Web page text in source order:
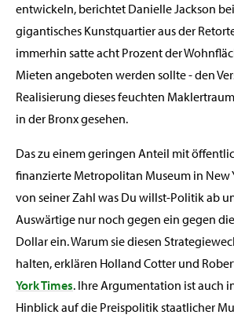
entwickeln, berichtet Danielle Jackson bei
gigantisches Kunstquartier aus der
immerhin satte acht Prozent der
Mieten angeboten werden sollte - den
Realisierung dieses feuchten
in der Bronx gesehen.
Das zu einem geringen Anteil mit
finanzierte Metropolitan Museum in New
von seiner Zahl was Du willst-Politik ab
Auswärtige nur noch gegen ein gegen
Dollar ein. Warum sie diesen
halten, erklären Holland Cotter und
York Times. Ihre Argumentation ist auch
Hinblick auf die Preispolitik staatlicher